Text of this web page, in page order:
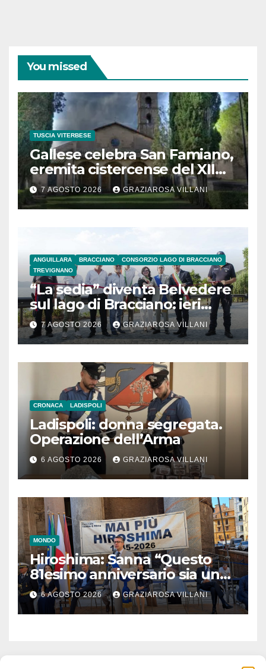
You missed
TUSCIA VITERBESE
Gallese celebra San Famiano,
eremita cistercense del XII
secolo
7 AGOSTO 2026 GRAZIAROSA VILLANI
ANGUILLARA BRACCIANO
CONSORZIO LAGO DI BRACCIANO
TREVIGNANO
“La sedia” diventa Belvedere
sul lago di Bracciano: ieri
l’inaugurazione
7 AGOSTO 2026 GRAZIAROSA VILLANI
CRONACA LADISPOLI
Ladispoli: donna segregata.
Operazione dell’Arma
6 AGOSTO 2026 GRAZIAROSA VILLANI
MONDO
Hiroshima: Sanna “Questo
81esimo anniversario sia un
monito per tutti”
6 AGOSTO 2026 GRAZIAROSA VILLANI